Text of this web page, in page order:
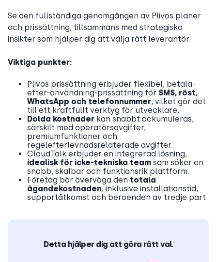
Se den fullständiga genomgången av Plivos planer
och prissättning, tillsammans med strategiska
insikter som hjälper dig att välja rätt leverantör.
Viktiga punkter:
Plivos prissättning erbjuder flexibel, betala-
efter-användning-prissättning för SMS, röst,
WhatsApp och telefonnummer, vilket gör det
till ett kraftfullt verktyg för utvecklare.
Dolda kostnader kan snabbt ackumuleras,
särskilt med operatörsavgifter,
premiumfunktioner och
regelefterlevnadsrelaterade avgifter.
CloudTalk erbjuder en integrerad lösning,
idealisk för icke-tekniska team som söker en
snabb, skalbar och funktionsrik plattform.
Företag bör överväga den totala
ägandekostnaden, inklusive installationstid,
supportåtkomst och beroenden av tredje part.
Detta hjälper dig att göra rätt val.